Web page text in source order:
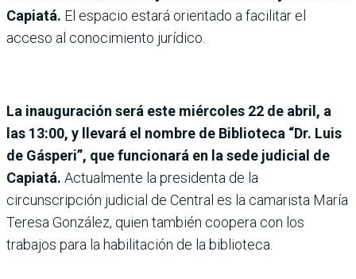
Capiatá. El espacio estará orientado a facilitar el
acceso al conocimiento jurídico.
La inauguración será este miércoles 22 de abril, a
las 13:00, y llevará el nombre de Biblioteca “Dr. Luis
de Gásperi”, que funcionará en la sede judicial de
Capiatá. Actualmente la presidenta de la
circunscripción judicial de Central es la camarista María
Teresa González, quien también coopera con los
trabajos para la habilitación de la biblioteca.